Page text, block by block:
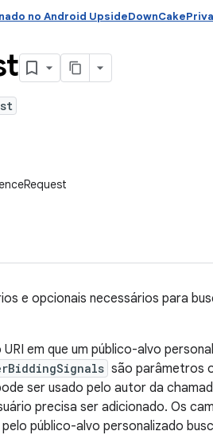
no Android
e opcionais necessários para
em que um público-alvo
são parâmetros
ser usado pelo autor da
precisa ser adicionado. Os
público-alvo personalizado